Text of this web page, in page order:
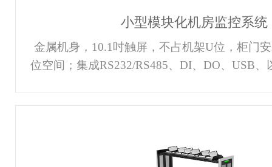
小型模块化机房监控系统
金属机身，10.1吋触屏，不占机架U位，柜门
位空间；集成RS232/RS485、DI、DO、USB
通信、金融、教育、轨道交通、医疗、政企等